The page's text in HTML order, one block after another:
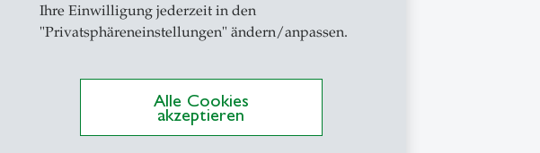
Ihre Einwilligung jederzeit in den
"Privatsphäreneinstellungen" ändern/anpassen.
Alle Cookies
akzeptieren
Interessengruppen
zusammenbringen, um